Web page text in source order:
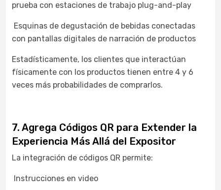
prueba con estaciones de trabajo plug-and-play
Esquinas de degustación de bebidas conectadas
con pantallas digitales de narración de productos
Estadísticamente, los clientes que interactúan
físicamente con los productos tienen entre 4 y 6
veces más probabilidades de comprarlos.
7. Agrega Códigos QR para Extender la
Experiencia Más Allá del Expositor
La integración de códigos QR permite:
Instrucciones en video